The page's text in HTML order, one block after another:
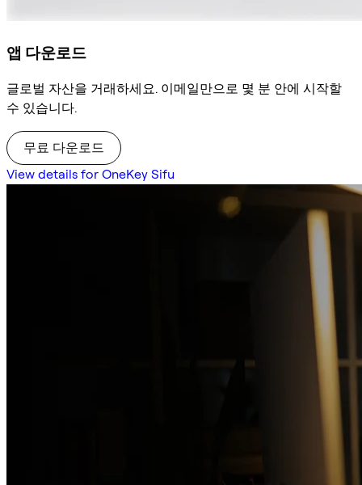
앱 다운로드
글로벌 자산을 거래하세요. 이메일만으로 몇 분 안에 시작할
수 있습니다.
무료 다운로드
View details for OneKey Sifu